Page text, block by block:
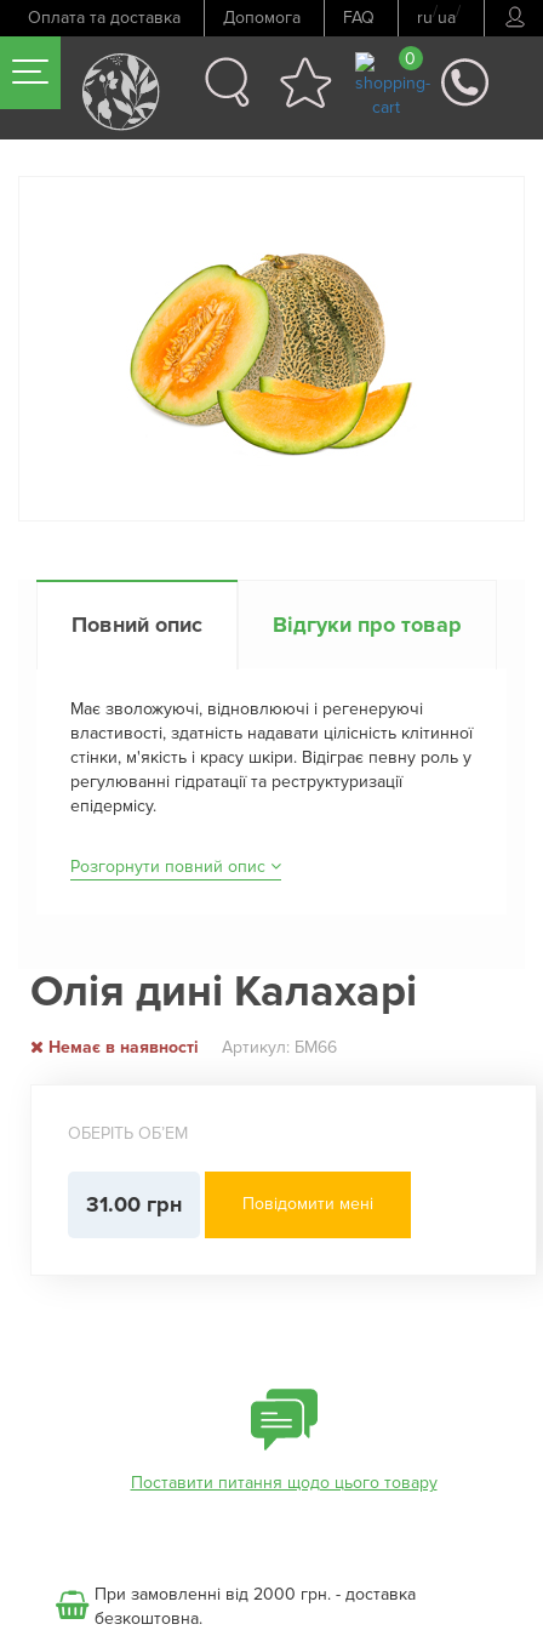
Оплата та доставка Допомога FAQ ru/ua/
0
Попередній товар Наступний товар
Повний опис Відгуки про товар
Має зволожуючі, відновлюючі і регенеруючі
властивості, здатність надавати цілісність клітинної
стінки, м'якість і красу шкіри. Відіграє певну роль у
регулюванні гідратації та реструктуризації
епідермісу.
Розгорнути повний опис
Олія дині Калахарі
Немає в наявності Артикул: БМ66
ОБЕРІТЬ ОБʼЕМ
31.00 грн Повідомити мені
Поставити питання щодо цього товару
При замовленні від 2000 грн. - доставка
безкоштовна.